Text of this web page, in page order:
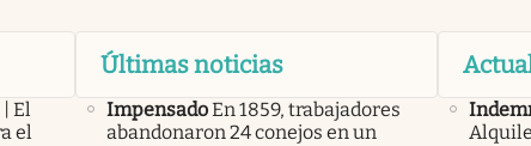
El
el
Últimas noticias
ImpensadoEn 1859, trabajadores
abandonaron 24 conejos en un